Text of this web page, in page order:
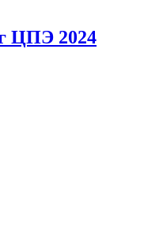
ЦПЭ 2024